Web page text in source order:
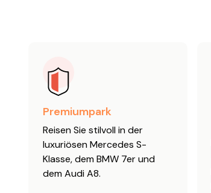
Premiumpark
Reisen Sie stilvoll in der
luxuriösen Mercedes S-
Klasse, dem BMW 7er und
dem Audi A8.